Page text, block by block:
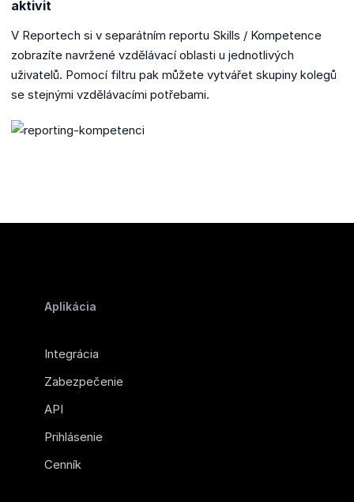
aktivit
V Reportech si v separátním reportu Skills / Kompetence
zobrazíte navržené vzdělávací oblasti u jednotlivých
uživatelů. Pomocí filtru pak můžete vytvářet skupiny kolegů
se stejnými vzdělávacími potřebami.
Aplikácia
Integrácia
Zabezpečenie
API
Prihlásenie
Cenník